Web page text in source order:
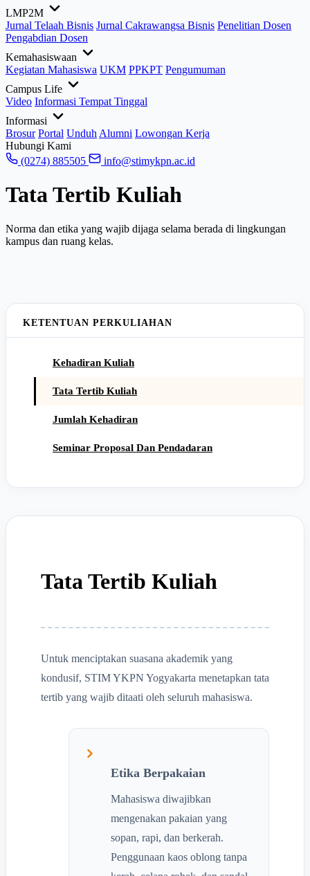
LMP2M
Jurnal Telaah Bisnis Jurnal Cakrawangsa Bisnis Penelitian Dosen
Pengabdian Dosen
Kemahasiswaan
Kegiatan Mahasiswa UKM PPKPT Pengumuman
Campus Life
Video Informasi Tempat Tinggal
Informasi
Brosur Portal Unduh Alumni Lowongan Kerja
Hubungi Kami
(0274) 885505
info@stimykpn.ac.id
Tata Tertib Kuliah
Norma dan etika yang wajib dijaga selama berada di lingkungan
kampus dan ruang kelas.
KETENTUAN PERKULIAHAN
Kehadiran Kuliah
Tata Tertib Kuliah
Jumlah Kehadiran
Seminar Proposal Dan Pendadaran
Tata Tertib Kuliah
Untuk menciptakan suasana akademik yang
kondusif, STIM YKPN Yogyakarta menetapkan tata
tertib yang wajib ditaati oleh seluruh mahasiswa.
Etika Berpakaian
Mahasiswa diwajibkan
mengenakan pakaian yang
sopan, rapi, dan berkerah.
Penggunaan kaos oblong tanpa